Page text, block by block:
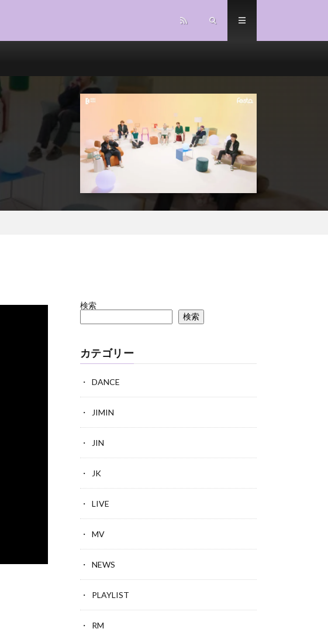
検索
検索
カテゴリー
DANCE
JIMIN
JIN
JK
LIVE
MV
NEWS
PLAYLIST
RM